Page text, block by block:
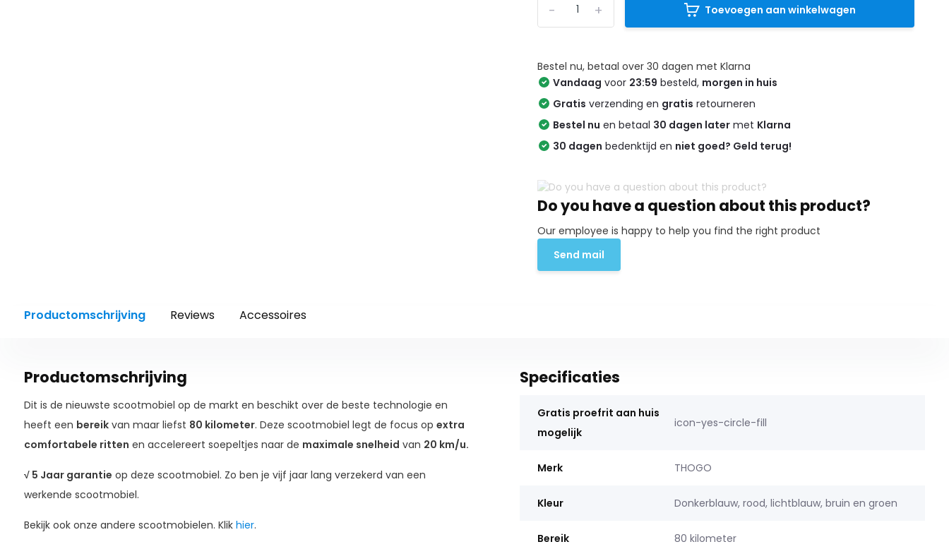
+
- Toevoegen aan winkelwagen
Bestel nu, betaal over 30 dagen met Klarna
Vandaag voor 23:59 besteld, morgen in huis
Gratis verzending en gratis retourneren
Bestel nu en betaal 30 dagen later met Klarna
30 dagen bedenktijd en niet goed? Geld terug!
Do you have a question about this product?
Our employee is happy to help you find the right product
Send mail
Productomschrijving Reviews Accessoires
Productomschrijving
Dit is de nieuwste scootmobiel op de markt en beschikt over de beste technologie en
heeft een bereikvan maar liefst 80 kilometer. Deze scootmobiel legt de focus op extra
comfortabele ritten en accelereert soepeltjes naar de maximale snelheid van 20 km/u.
√ 5 Jaar garantie op deze scootmobiel. Zo ben je vijf jaar lang verzekerd van een
werkende scootmobiel.
Bekijk ook onze andere scootmobielen. Klik hier.
Specificaties
Gratis proefrit aan huis
mogelijk
icon-yes-circle-fill
Merk THOGO
Kleur Donkerblauw, rood, lichtblauw, bruin en groen
Bereik 80 kilometer